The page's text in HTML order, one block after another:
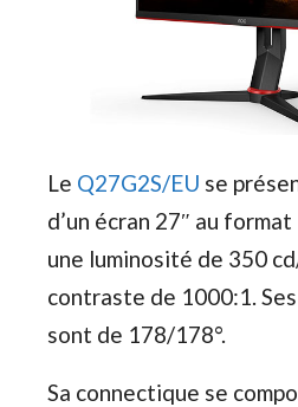
Le Q27G2S/EU se
d’un écran 27″ au
une luminosité de 350
contraste de 1000:1.
sont de 178/178°.
Sa connectique se